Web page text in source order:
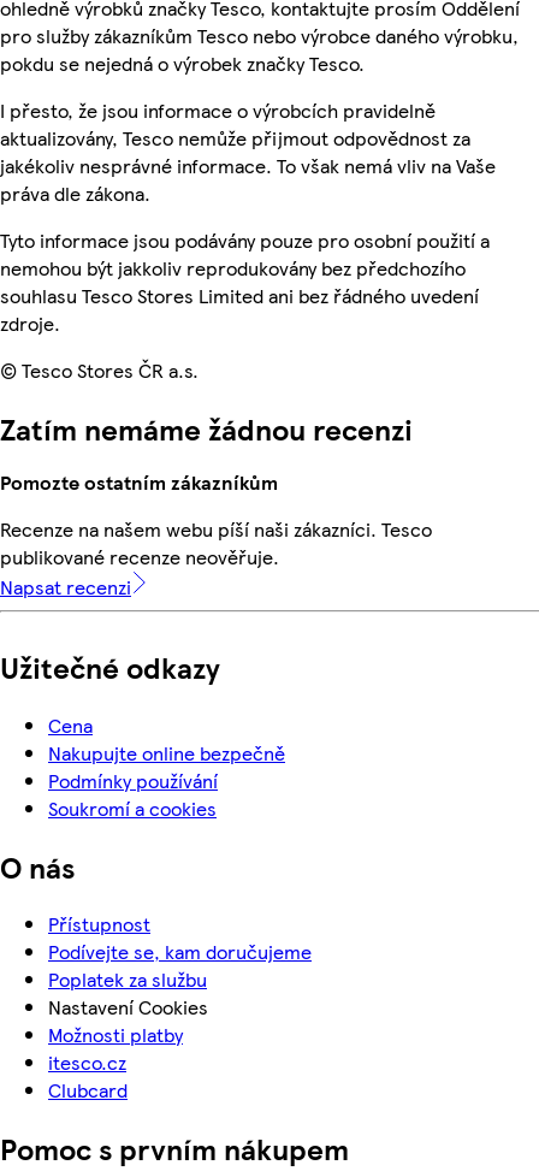
ohledně výrobků značky Tesco, kontaktujte prosím Oddělení
pro služby zákazníkům Tesco nebo výrobce daného výrobku,
pokdu se nejedná o výrobek značky Tesco.
I přesto, že jsou informace o výrobcích pravidelně
aktualizovány, Tesco nemůže přijmout odpovědnost za
jakékoliv nesprávné informace. To však nemá vliv na Vaše
práva dle zákona.
Tyto informace jsou podávány pouze pro osobní použití a
nemohou být jakkoliv reprodukovány bez předchozího
souhlasu Tesco Stores Limited ani bez řádného uvedení
zdroje.
© Tesco Stores ČR a.s.
Zatím nemáme žádnou recenzi
Pomozte ostatním zákazníkům
Recenze na našem webu píší naši zákazníci. Tesco
publikované recenze neověřuje.
Napsat recenzi
Užitečné odkazy
Cena
Nakupujte online bezpečně
Podmínky používání
Soukromí a cookies
O nás
Přístupnost
Podívejte se, kam doručujeme
Poplatek za službu
Nastavení Cookies
Možnosti platby
itesco.cz
Clubcard
Pomoc s prvním nákupem